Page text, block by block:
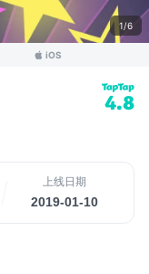
1/6
iOS
4.8
上线日期
2019-01-10